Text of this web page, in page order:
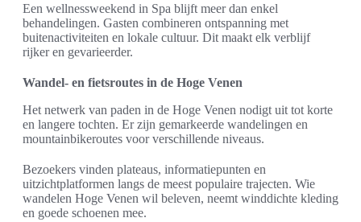
Een wellnessweekend in Spa blijft meer dan enkel
behandelingen. Gasten combineren ontspanning met
buitenactiviteiten en lokale cultuur. Dit maakt elk verblijf
rijker en gevarieerder.
Wandel- en fietsroutes in de Hoge Venen
Het netwerk van paden in de Hoge Venen nodigt uit tot korte
en langere tochten. Er zijn gemarkeerde wandelingen en
mountainbikeroutes voor verschillende niveaus.
Bezoekers vinden plateaus, informatiepunten en
uitzichtplatformen langs de meest populaire trajecten. Wie
wandelen Hoge Venen wil beleven, neemt winddichte kleding
en goede schoenen mee.